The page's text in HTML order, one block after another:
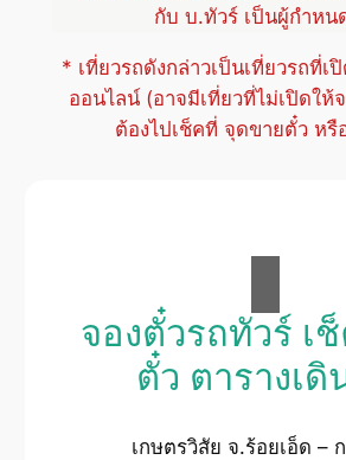
กับ บ.ทัวร์ เป็นผู้กำห
* เที่ยวรถดังกล่าวเป็นเที่ยวรถที่เ
ออนไลน์ (อาจมีเที่ยวที่ไม่เปิดให้
ต้องไปเช็คที่ จุดขายตั๋ว ห
จองตั๋วรถทัวร์ เ
ตั๋ว ตารางเดิ
เกษตรวิสัย จ.ร้อยเอ็ด –